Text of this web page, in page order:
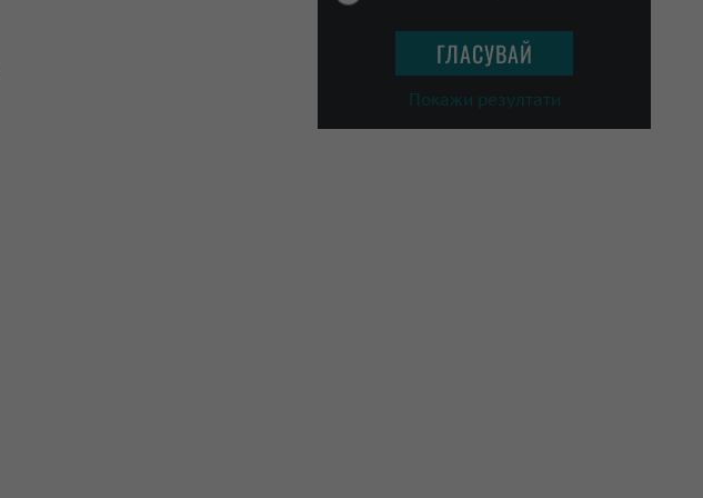
Покажи резултати